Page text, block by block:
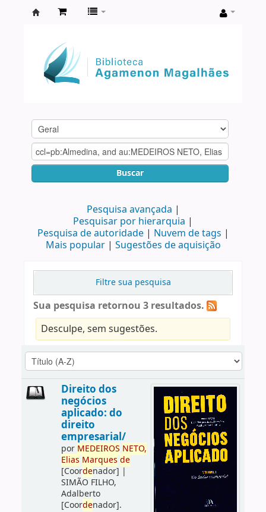
Agamenon
Magalhães
Buscar
Pesquisa avançada
Pesquisar por hierarquia
Pesquisa de autoridade
Nuvem de tags
Mais popular
Sugestões de aquisição
Filtre sua pesquisa
Sua pesquisa retornou 3 resultados.
Desculpe, sem sugestões.
Direito dos
negócios
aplicado: do
direito
empresarial/
por MEDEIROS NETO,
Elias Marques de
[Coordenador] |
SIMÃO FILHO,
Adalberto
[Coordenador].